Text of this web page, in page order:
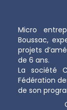
Micro
Boussac,
projets
de 6 ans.
La société
Fédération
de son